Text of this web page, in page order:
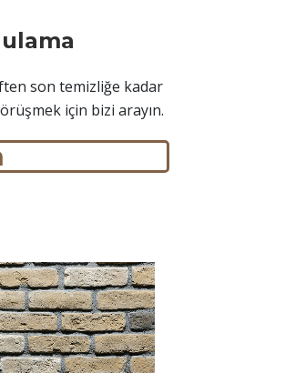
son temizliğe kadar
için bizi arayın.